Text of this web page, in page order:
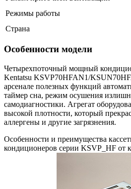
Режимы работы
Страна
Особенности модели
Четырехпоточный мощный
Kentatsu KSVP70HFAN1/
арсенале полезных функций
таймер сна, режим осушения
самодиагностики. Агрегат
высокой плотности, который
аллергены и другие загрязнения.
Особенности и преимущества
кондиционеров серии KSVP_HF от